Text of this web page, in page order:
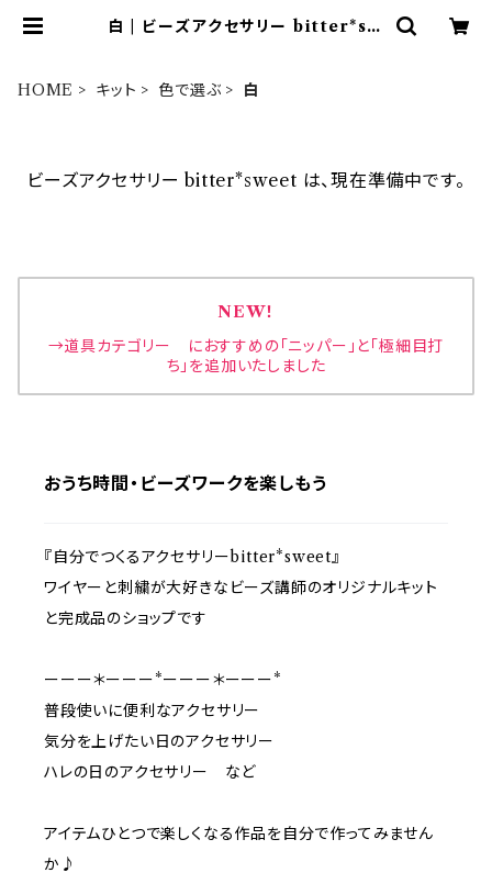
白 | ビーズアクセサリー bitter*sw
HOME キット 色で選ぶ 白
ビーズアクセサリー bitter*sweet は、現在準備中です。
NEW！
→道具カテゴリー におすすめの「ニッパー」と「極細目打
ち」を追加いたしました
おうち時間・ビーズワークを楽しもう
『自分でつくるアクセサリーbitter*sweet』
ワイヤーと刺繍が大好きなビーズ講師のオリジナルキット
と完成品のショップです
ーーー＊ーーー*ーーー＊ーーー*
普段使いに便利なアクセサリー
気分を上げたい日のアクセサリー
ハレの日のアクセサリー など
アイテムひとつで楽しくなる作品を自分で作ってみません
か♪